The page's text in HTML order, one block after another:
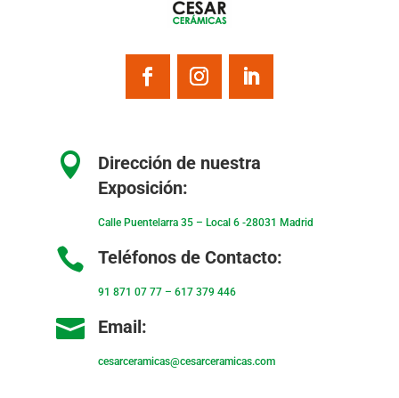

Dirección de nuestra
Exposición:
Calle Puentelarra 35 – Local 6 -28031 Madrid
 Teléfonos de Contacto:
91 871 07 77– 617 379 446
 Email:
cesarceramicas@cesarceramicas.com